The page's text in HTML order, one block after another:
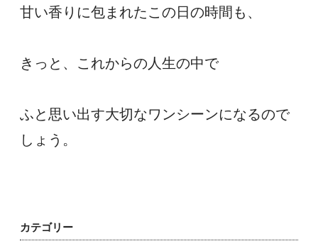
甘い香りに包まれたこの日の時間も、
きっと、これからの人生の中で
ふと思い出す大切なワンシーンになるので
しょう。
カテゴリー